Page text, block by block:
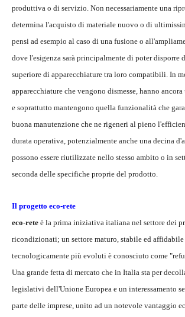
produttiva o di servizio. Non necessariamente una
determina l'acquisto di materiale nuovo o di
pensi ad esempio al caso di una fusione o
dove l'esigenza sarà principalmente di poter disporre
superiore di apparecchiature tra loro compatibili. In
apparecchiature che vengono dismesse, hanno
e soprattutto mantengono quella funzionalità che
buona manutenzione che ne rigeneri al pieno
durata operativa, potenzialmente anche una decina
possono essere riutilizzate nello stesso ambito o in
seconda delle specifiche proprie del prodotto.
Il progetto eco-rete
eco-rete è la prima iniziativa italiana nel settore dei
ricondizionati; un settore maturo, stabile ed
tecnologicamente più evoluti è conosciuto come
Una grande fetta di mercato che in Italia sta per
legislativi dell'Unione Europea e un interessamento
parte delle imprese, unito ad un notevole vantaggio